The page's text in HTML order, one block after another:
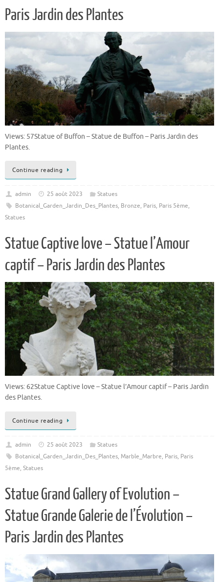
Paris Jardin des Plantes
Views: 57Statue of Buffon – Statue de Buffon – Paris Jardin des
Plantes.
Continue reading
admin 25 août 2023
Statues
Botanical_Garden_Jardin_Des_Plantes, Bronze, Paris, Paris 5ème,
Statues
Statue Captive love – Statue l’Amour
captif – Paris Jardin des Plantes
Views: 62Statue Captive love – Statue l’Amour captif – Paris Jardin
des Plantes.
Continue reading
admin 25 août 2023
Statues
Botanical_Garden_Jardin_Des_Plantes, Marble_Marbre, Paris, Paris
5ème, Statues
Statue Grand Gallery of Evolution –
Statue Grande Galerie de l’Évolution –
Paris Jardin des Plantes